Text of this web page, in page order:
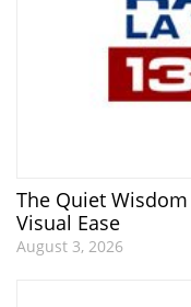
The Quiet
Visual Ease
August 3, 2026